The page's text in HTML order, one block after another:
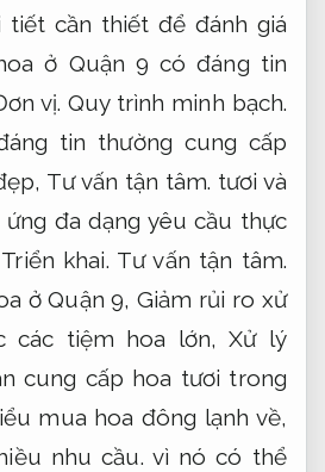
tiết cần thiết để đánh giá
ở Quận 9 có đáng tin
vị. Quy trình minh bạch.
tin thường cung cấp
Tư vấn tận tâm. tươi và
đa dạng yêu cầu thực
Triển khai. Tư vấn tận tâm.
ở Quận 9,Giảm rủi ro xử
các tiệm hoa lớn,Xử lý
cung cấp hoa tươi trong
mua hoa đông lạnh về,
nhu cầu. vì nó có thể